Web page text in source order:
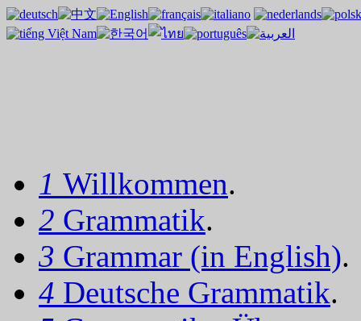
1 Willkommen.
2 Grammatik.
3 Grammar (in English).
4 Deutsche Grammatik.